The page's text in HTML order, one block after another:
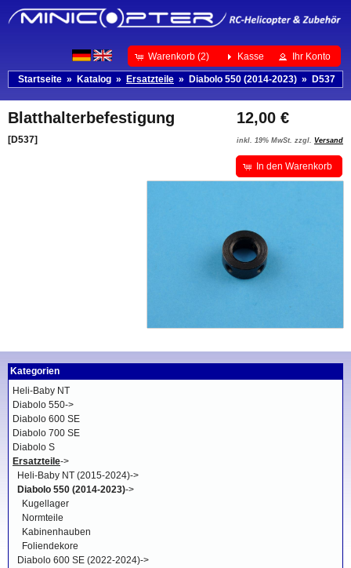
Warenkorb (2) Kasse Ihr Konto
Startseite » Katalog » Ersatzteile » Diabolo 550 (2014-2023) » D537
12,00 €
inkl. 19% MwSt. zzgl. Versand
Blatthalterbefestigung
[D537]
In den Warenkorb
Kategorien
Heli-Baby NT
Diabolo 550->
Diabolo 600 SE
Diabolo 700 SE
Diabolo S
Ersatzteile->
Heli-Baby NT (2015-2024)->
Diabolo 550 (2014-2023)->
Kugellager
Normteile
Kabinenhauben
Foliendekore
Diabolo 600 SE (2022-2024)->